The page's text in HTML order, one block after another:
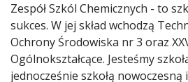
Zespół Szkól Chemicznych - to
sukces. W jej skład wchodzą
Ochrony Środowiska nr 3 oraz
Ogólnokształcące. Jesteśmy
jednocześnie szkołą